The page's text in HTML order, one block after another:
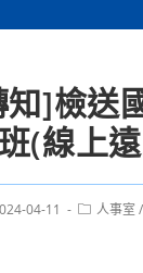
]檢送
(線上
04-11
Post人事室 /